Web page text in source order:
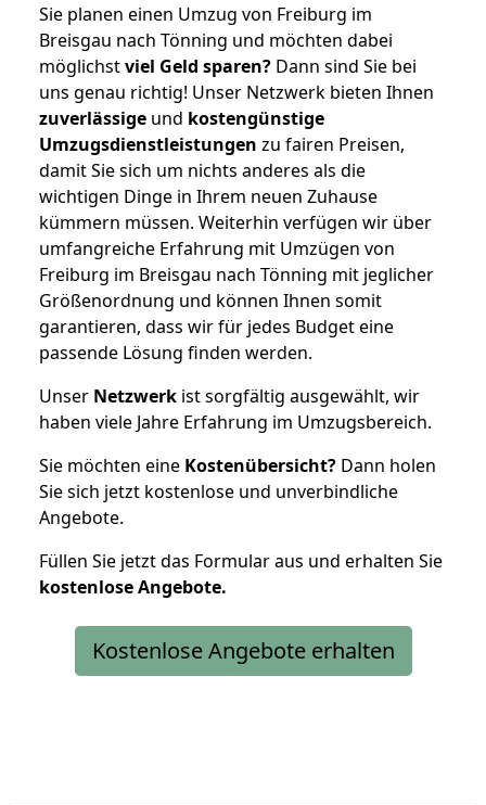
Sie planen einen Umzug von Freiburg im
Breisgau nach Tönning und möchten dabei
möglichstviel Geld sparen? Dann sind Sie bei
uns genau richtig! Unser Netzwerk bieten Ihnen
zuverlässige und kostengünstige
Umzugsdienstleistungen zu fairen Preisen,
damit Sie sich um nichts anderes als die
wichtigen Dinge in Ihrem neuen Zuhause
kümmern müssen. Weiterhin verfügen wir über
umfangreiche Erfahrung mit Umzügen von
Freiburg im Breisgau nach Tönning mit jeglicher
Größenordnung und können Ihnen somit
garantieren, dass wir für jedes Budget eine
passende Lösung finden werden.
Unser Netzwerk ist sorgfältig ausgewählt, wir
haben viele Jahre Erfahrung im Umzugsbereich.
Sie möchten eine Kostenübersicht? Dann holen
Sie sich jetzt kostenlose und unverbindliche
Angebote.
Füllen Sie jetzt das Formular aus und erhalten Sie
kostenloseAngebote.
Kostenlose Angebote erhalten